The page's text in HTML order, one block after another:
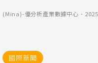
(Mina)-優分析產業數據中心 ．
國際新聞